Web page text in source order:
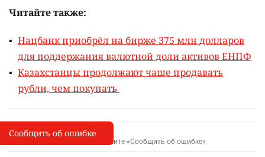
Читайте также:
Нацбанк приобрёл на бирже 375 млн долларов
для поддержания валютной доли активов ЕНПФ
Казахстанцы продолжают чаще продавать
рубли, чем покупать
I
Сообщить об опечатке
Выделите фрагмент и нажмите «Сообщить об ошибке»
Сообщить об ошибке